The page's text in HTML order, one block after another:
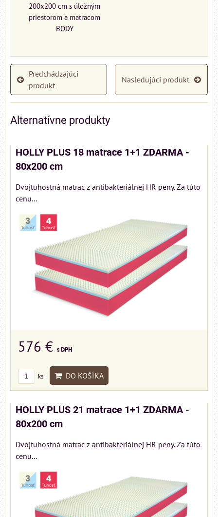
200x200 cm s úložným
priestorom a matracom
BODY
Predchádzajúci
produkt
Nasledujúci produkt
Alternatívne produkty
HOLLY PLUS 18 matrace 1+1 ZDARMA -
80x200 cm
Dvojtuhostná matrac z antibakteriálnej HR peny. Za túto
cenu...
576 € s DPH
ks DO KOŠÍKA
HOLLY PLUS 21 matrace 1+1 ZDARMA -
80x200 cm
Dvojtuhostná matrac z antibakteriálnej HR peny. Za túto
cenu...